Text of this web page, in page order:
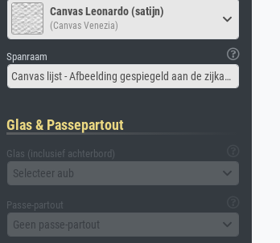
Canvas Leonardo (satijn)
(Canvas Venezia)
Spanraam
Canvas lijst - Afbeelding gespiegeld aan de zijkant
Glas & Passepartout
Glas (inclusief achterbord)
Selecteer aub
Passe-partout
Geen passe-partout